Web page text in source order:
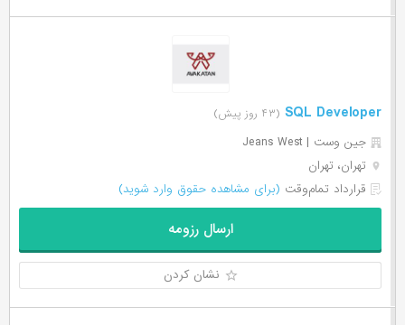
SQL Developer (۴۳ روز پیش)
جین وست | Jeans West
تهران، تهران
قرارداد تمام‌وقت (برای مشاهده حقوق وارد شوید)
ارسال رزومه
نشان کردن